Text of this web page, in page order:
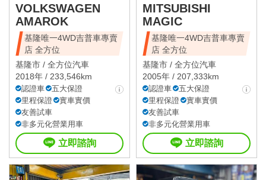
VOLKSWAGEN
AMAROK
基隆唯一4WD吉普車專賣
店 全方位
基隆市 / 全方位汽車
2018年 / 233,546km
認證車
五大保證
里程保證
實車實價
友善試車
非多元化營業用車
立即諮詢
MITSUBISHI
MAGIC
基隆唯一4WD吉普車專賣
店 全方位
基隆市 / 全方位汽車
2005年 / 207,333km
認證車
五大保證
里程保證
實車實價
友善試車
非多元化營業用車
立即諮詢